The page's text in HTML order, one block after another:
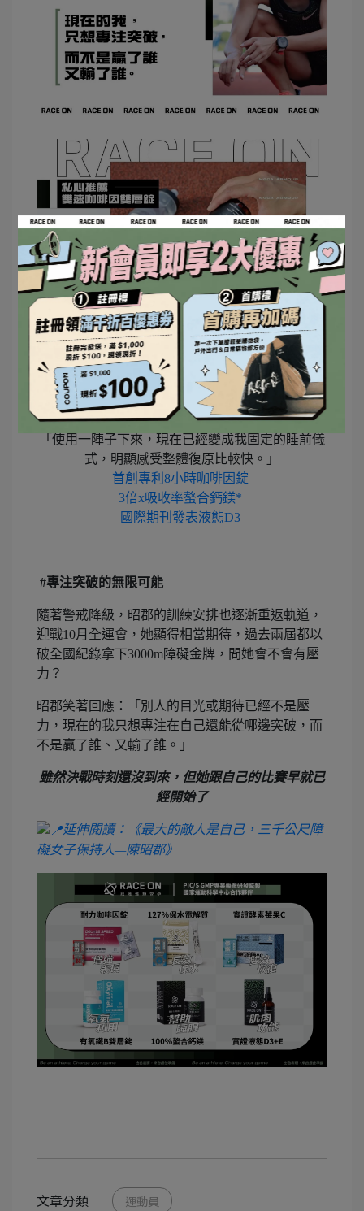
「使用一陣子下來，現在已經變成我固定的睡前儀
式，明顯感受整體復原比較快。」
首創專利8小時咖啡因錠
3倍x吸收率螯合鈣鎂*
國際期刊發表液態D3
#專注突破的無限可能
隨著警戒降級，昭郡的訓練安排也逐漸重返軌道，
迎戰10月全運會，她顯得相當期待，過去兩屆都以
破全國紀錄拿下3000m障礙金牌，問她會不會有壓
力？
昭郡笑著回應：「別人的目光或期待已經不是壓
力，現在的我只想專注在自己還能從哪邊突破，而
不是贏了誰、又輸了誰。」
雖然決戰時刻還沒到來，但她跟自己的比賽早就已
經開始了
延伸閱讀：《最大的敵人是自己，三千公尺障
礙女子保持人—陳昭郡》
文章分類 運動員